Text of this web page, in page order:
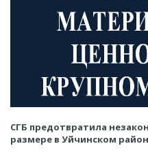
СГБ предотвратила
размере в Уйчинском